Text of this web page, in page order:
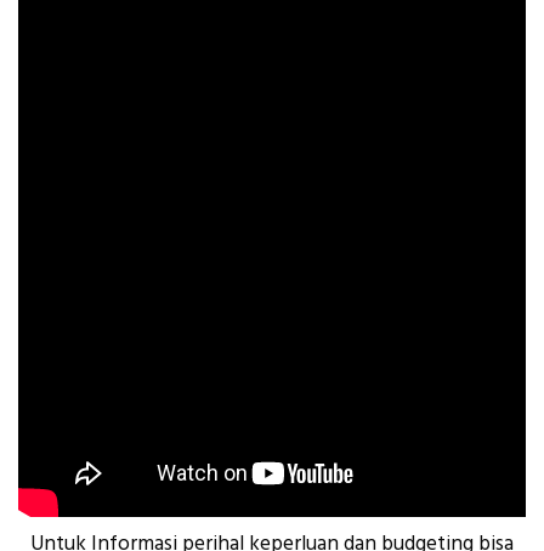
Untuk Informasi perihal keperluan dan budgeting bisa